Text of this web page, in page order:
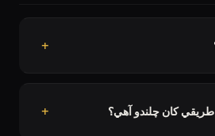
کان چلندو آھي؟